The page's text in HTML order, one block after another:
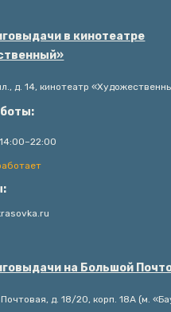
в кинотеатре
д. 14, кинотеатр
на Большой
д. 18/20, корп. 18А (м.